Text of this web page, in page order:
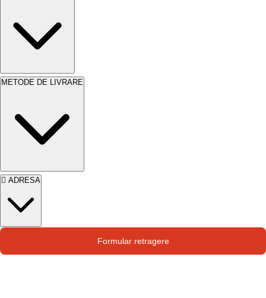
METODE DE LIVRARE
ADRESA
Formular retragere